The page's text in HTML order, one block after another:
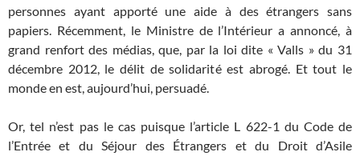
personnes ayant apporté une aide à des étrangers sans
papiers. Récemment, le Ministre de l’Intérieur a annoncé, à
grand renfort des médias, que, par la loi dite « Valls » du 31
décembre 2012, le délit de solidarité est abrogé. Et tout le
monde en est, aujourd’hui, persuadé.
Or, tel n’est pas le cas puisque l’article L 622-1 du Code de
l’Entrée et du Séjour des Étrangers et du Droit d’Asile